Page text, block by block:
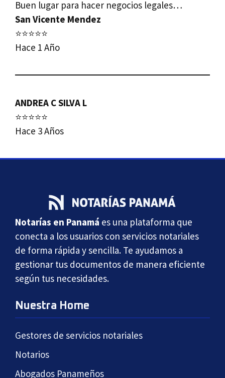
Buen lugar para hacer negocios legales…
San Vicente Mendez
⭐⭐⭐⭐⭐
Hace 1 Año
ANDREA C SILVA L
⭐⭐⭐⭐⭐
Hace 3 Años
Notarías en Panamá es una plataforma que
conecta a los usuarios con servicios notariales
de forma rápida y sencilla. Te ayudamos a
gestionar tus documentos de manera eficiente
según tus necesidades.
Nuestra Home
Gestores de servicios notariales
Notarios
Abogados Panameños